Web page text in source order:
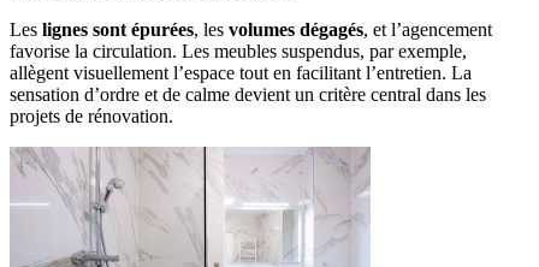
Les lignes sont épurées, les volumes dégagés, et l’agencement
favorise la circulation. Les meubles suspendus, par exemple,
allègent visuellement l’espace tout en facilitant l’entretien. La
sensation d’ordre et de calme devient un critère central dans les
projets de rénovation.